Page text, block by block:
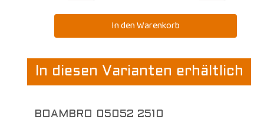
In diesen Varianten erhältlich
BOAMBRO 05052 2510